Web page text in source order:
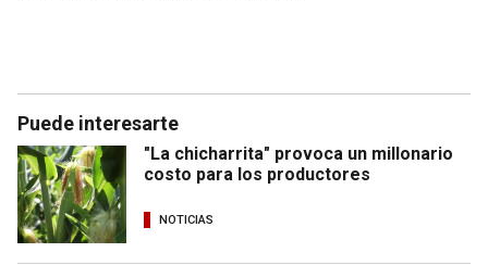
Puede interesarte
"La chicharrita" provoca un millonario
costo para los productores
NOTICIAS